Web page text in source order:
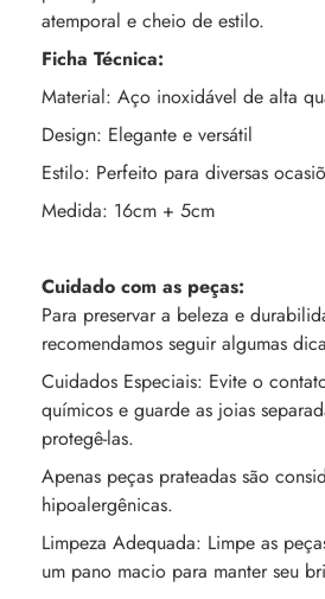
atemporal e cheio de estilo.
Ficha Técnica:
Material: Aço inoxidável de alta
Design: Elegante e versátil
Estilo: Perfeito para diversas
Medida: 16cm + 5cm
Cuidado com as peças:
Para preservar a beleza e
recomendamos seguir algumas
Cuidados Especiais: Evite o
químicos e guarde as joias
protegê-las.
Apenas peças prateadas são
hipoalergênicas.
Limpeza Adequada: Limpe as
um pano macio para manter seu